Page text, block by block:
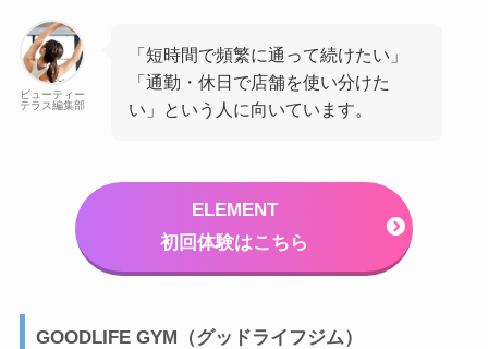
ビューティー
テラス編集部
「短時間で頻繁に通って続けたい」
「通勤・休日で店舗を使い分けた
い」という人に向いています。
ELEMENT
初回体験はこちら
GOODLIFE GYM（グッドライフジム）